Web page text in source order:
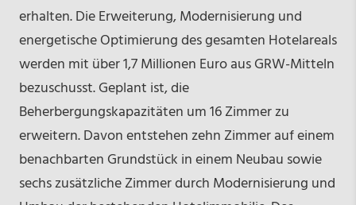
erhalten. Die Erweiterung, Modernisierung und
energetische Optimierung des gesamten Hotelareals
werden mit über 1,7 Millionen Euro aus GRW-Mitteln
bezuschusst. Geplant ist, die
Beherbergungskapazitäten um 16 Zimmer zu
erweitern. Davon entstehen zehn Zimmer auf einem
benachbarten Grundstück in einem Neubau sowie
sechs zusätzliche Zimmer durch Modernisierung und